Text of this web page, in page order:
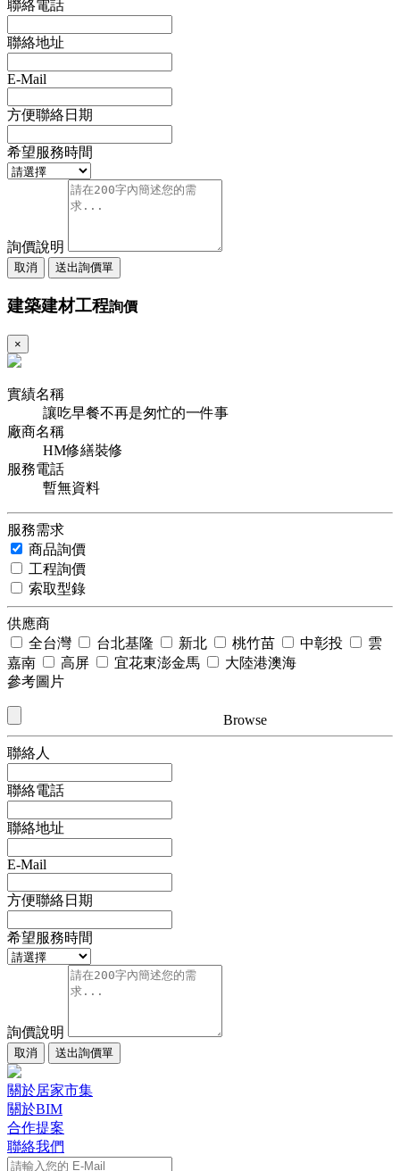
聯絡電話
聯絡地址
E-Mail
方便聯絡日期
希望服務時間
詢價說明
取消 送出詢價單
建築建材工程詢價
×
實績名稱
讓吃早餐不再是匆忙的一件事
廠商名稱
HM修繕裝修
服務電話
暫無資料
服務需求
商品詢價
工程詢價
索取型錄
供應商
全台灣
台北基隆 新北 桃竹苗 中彰投
雲
嘉南
高屏 宜花東澎金馬
大陸港澳海
參考圖片
Browse
聯絡人
聯絡電話
聯絡地址
E-Mail
方便聯絡日期
希望服務時間
詢價說明
取消 送出詢價單
關於居家市集
關於BIM
合作提案
聯絡我們